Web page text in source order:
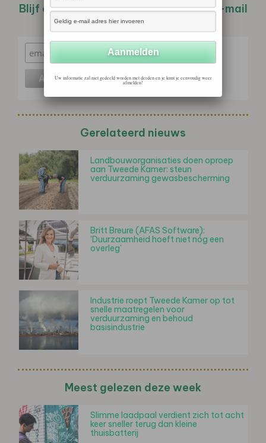
Blijf op de hoogte met de wekelijkse e-mail
nieuwsbrief!
Gerelateerd nieuws
Landbouworganisaties doen oproep
aan Tweede Kamer: steun
verduurzaming gewasbescherming
Britt Breure (AFAS Software):
'Duurzaamheid hoeft niet nóg een
overleg'
Industrie roept Tweede Kamer op tot
snelle maatregelen voor
verduurzaming en behoud
basisindustrie
Meest gelezen deze week
Slimme laadpaal verdient zich tot acht
keer sneller terug dan kleine
thuisbatterij
Uw informatie zal niet gedeeld worden met derden en je kunt je eenvoudig weer
afmelden!